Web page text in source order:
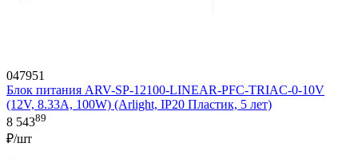
047951
Блок питания ARV-SP-12100-LINEAR-PFC-TRIAC-0-10V
(12V, 8.33A, 100W) (Arlight, IP20 Пластик, 5 лет)
8 54389
₽/шт